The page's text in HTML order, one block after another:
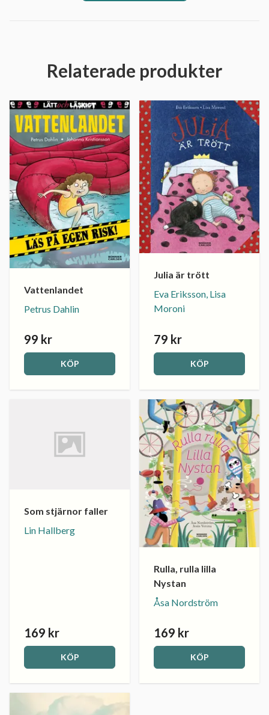
Relaterade produkter
Vattenlandet
Petrus Dahlin
99 kr
KÖP
Julia är trött
Eva Eriksson, Lisa
Moroni
79 kr
KÖP
Som stjärnor faller
Lin Hallberg
169 kr
KÖP
Rulla, rulla lilla
Nystan
Åsa Nordström
169 kr
KÖP